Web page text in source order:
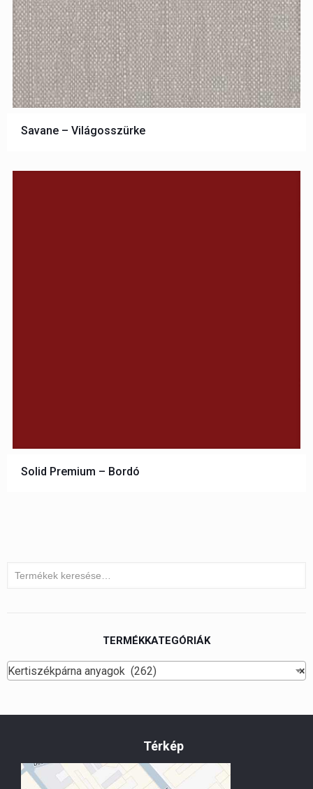
Savane – Világosszürke
Solid Premium – Bordó
TERMÉKKATEGÓRIÁK
×
Kertiszékpárna anyagok (262)
Térkép